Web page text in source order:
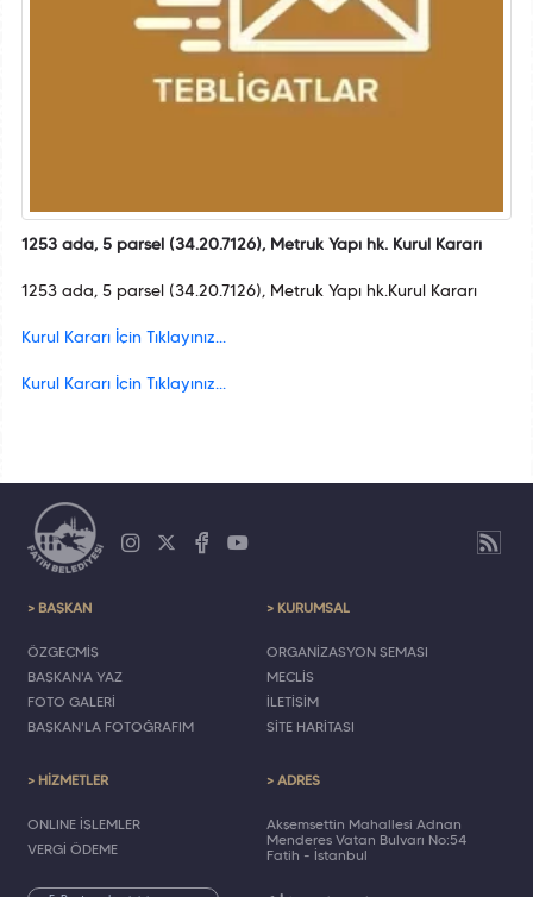
1253 ada, 5 parsel (34.20.7126), Metruk Yapı hk. Kurul Kararı
1253 ada, 5 parsel (34.20.7126), Metruk Yapı hk.Kurul Kararı
Kurul Kararı İçin Tıklayınız...
Kurul Kararı İçin Tıklayınız...
> BAŞKAN
ÖZGEÇMİŞ
BAŞKAN'A YAZ
FOTO GALERİ
BAŞKAN'LA FOTOĞRAFIM
> KURUMSAL
ORGANİZASYON ŞEMASI
MECLİS
İLETİŞİM
SİTE HARİTASI
> HİZMETLER
ONLINE İŞLEMLER
VERGİ ÖDEME
> ADRES
Akşemsettin Mahallesi Adnan
Menderes Vatan Bulvarı No:54
Fatih - İstanbul